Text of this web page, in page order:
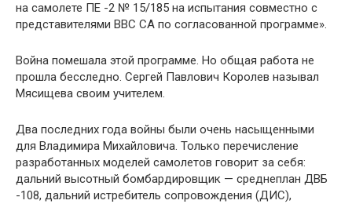
на самолете ПЕ -2 № 15/185 на испытания совместно с
представителями ВВС СА по согласованной программе».
Война помешала этой программе. Но общая работа не
прошла бесследно. Сергей Павлович Королев называл
Мясищева своим учителем.
Два последних года войны были очень насыщенными
для Владимира Михайловича. Только перечисление
разработанных моделей самолетов говорит за себя:
дальний высотный бомбардировщик — среднеплан ДВБ
-108, дальний истребитель сопровождения (ДИС),